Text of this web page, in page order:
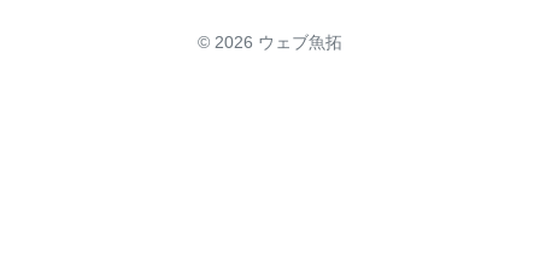
© 2026 ウェブ魚拓